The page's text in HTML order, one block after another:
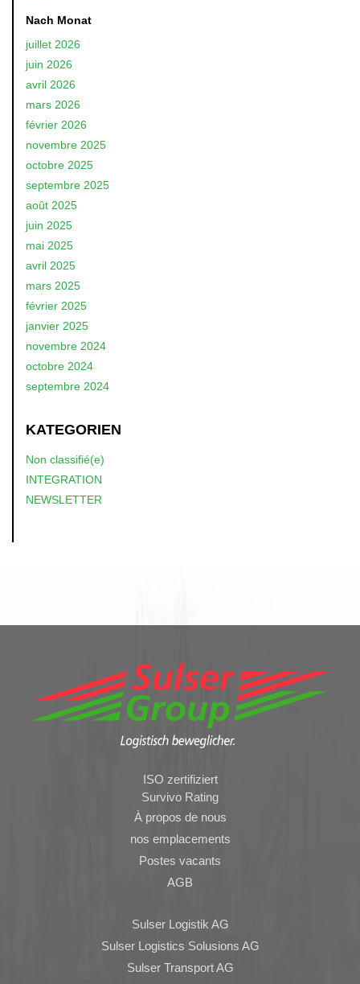
Nach Monat
juillet 2026
juin 2026
avril 2026
mars 2026
février 2026
novembre 2025
octobre 2025
septembre 2025
août 2025
juin 2025
mai 2025
avril 2025
mars 2025
février 2025
janvier 2025
novembre 2024
octobre 2024
septembre 2024
KATEGORIEN
Non classifié(e)
INTEGRATION
NEWSLETTER
ISO zertifiziert
Survivo Rating
À propos de nous
nos emplacements
Postes vacants
AGB
Sulser Logistik AG
Sulser Logistics Solusions AG
Sulser Transport AG